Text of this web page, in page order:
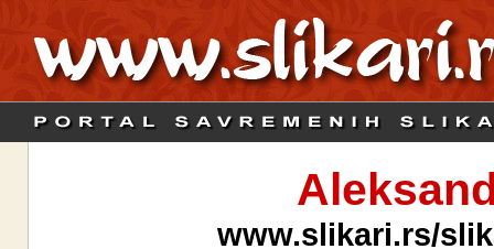
www.slikari.rs/